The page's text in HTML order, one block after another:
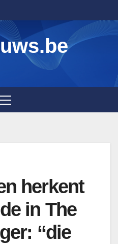
herkent
in The
“die